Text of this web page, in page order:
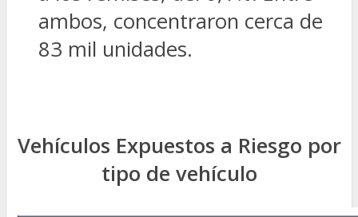
ambos, concentraron cerca de
83 mil unidades.
Vehículos Expuestos a Riesgo por
tipo de vehículo